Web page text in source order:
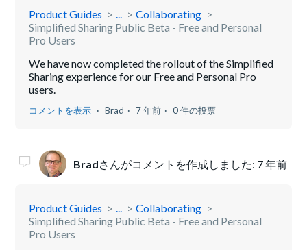
Product Guides ...
Collaborating
Simplified Sharing Public Beta - Free and Personal
Pro Users
We have now completed the rollout of the Simplified
Sharing experience for our Free and Personal Pro
users.
コメントを表示 Brad 7 年前 0 件の投票
Bradさんがコメントを作成しました: 7 年前
Product Guides ...
Collaborating
Simplified Sharing Public Beta - Free and Personal
Pro Users